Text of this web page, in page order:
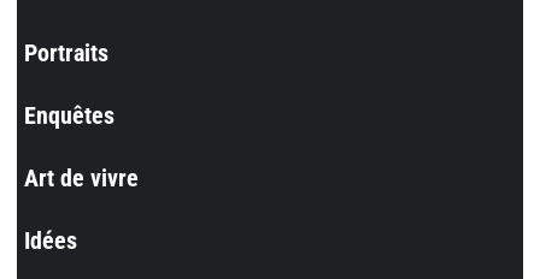
Portraits
Enquêtes
Art de vivre
Idées